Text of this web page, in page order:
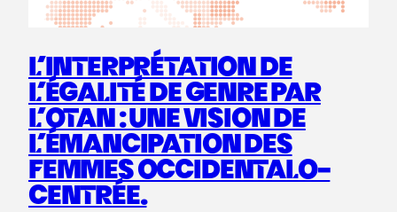
L’INTERPRÉTATION DE
L’ÉGALITÉ DE GENRE PAR
L’OTAN : UNE VISION DE
L’ÉMANCIPATION DES
FEMMES OCCIDENTALO-
CENTRÉE.